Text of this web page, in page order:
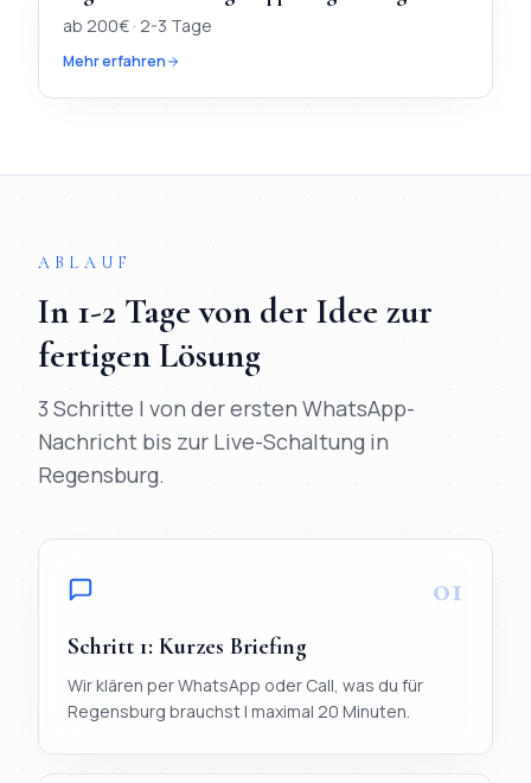
ab 200€ · 2-3 Tage
Mehr erfahren
ABLAUF
In 1-2 Tagevon der Idee zur
fertigen Lösung
3 Schritte | von der ersten WhatsApp-
Nachricht bis zur Live-Schaltung in
Regensburg.
01
Schritt 1: Kurzes Briefing
Wir klären per WhatsApp oder Call, was du für
Regensburg brauchst | maximal 20 Minuten.